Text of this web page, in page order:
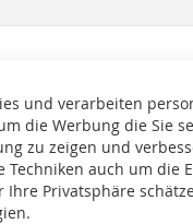
und verarbeiten
die Werbung die Sie
zu zeigen und
auch um die
Privatsphäre